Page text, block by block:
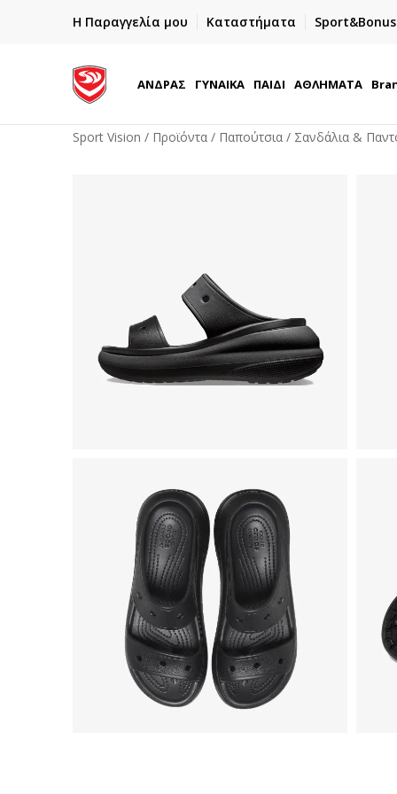
Η Παραγγελία μου Καταστήματα Sport&Bonus
ΓΡΗΓΟΡΟΤΕΡΗ ΠΑΡΑΔΟΣΗ ΜΕ BOX NOW
Παραλαβή 24/7
ΑΝΔΡΑΣ ΓΥΝΑΙΚΑ ΠΑΙΔΙ ΑΘΛΗΜΑΤΑ
Sport Vision Προϊόντα Παπούτσια Σανδάλια &